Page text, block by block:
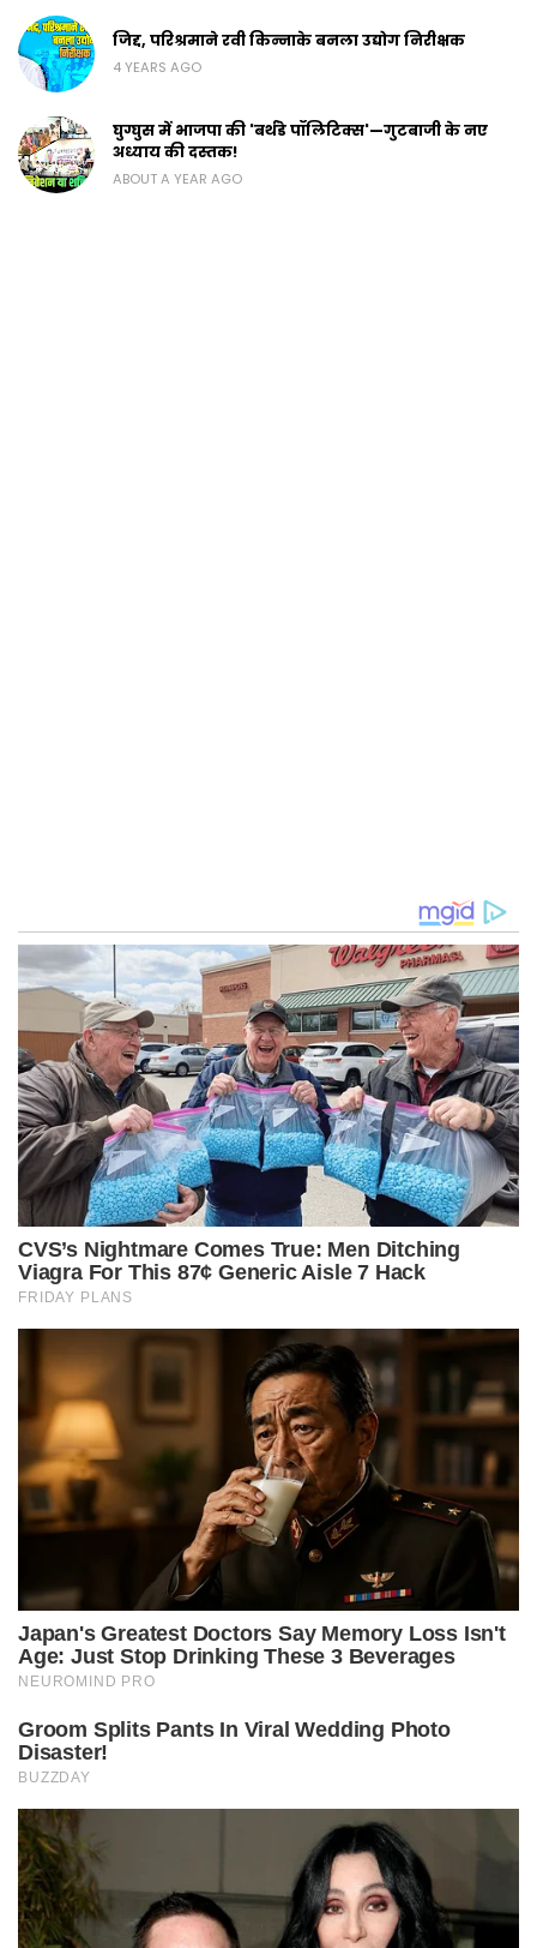
जिद्द, परिश्रमाने रवी किन्नाके बनला उद्योग निरीक्षक
4 YEARS AGO
घुग्घुस में भाजपा की 'बर्थडे पॉलिटिक्स'—गुटबाजी के नए
अध्याय की दस्तक!
ABOUT A YEAR AGO